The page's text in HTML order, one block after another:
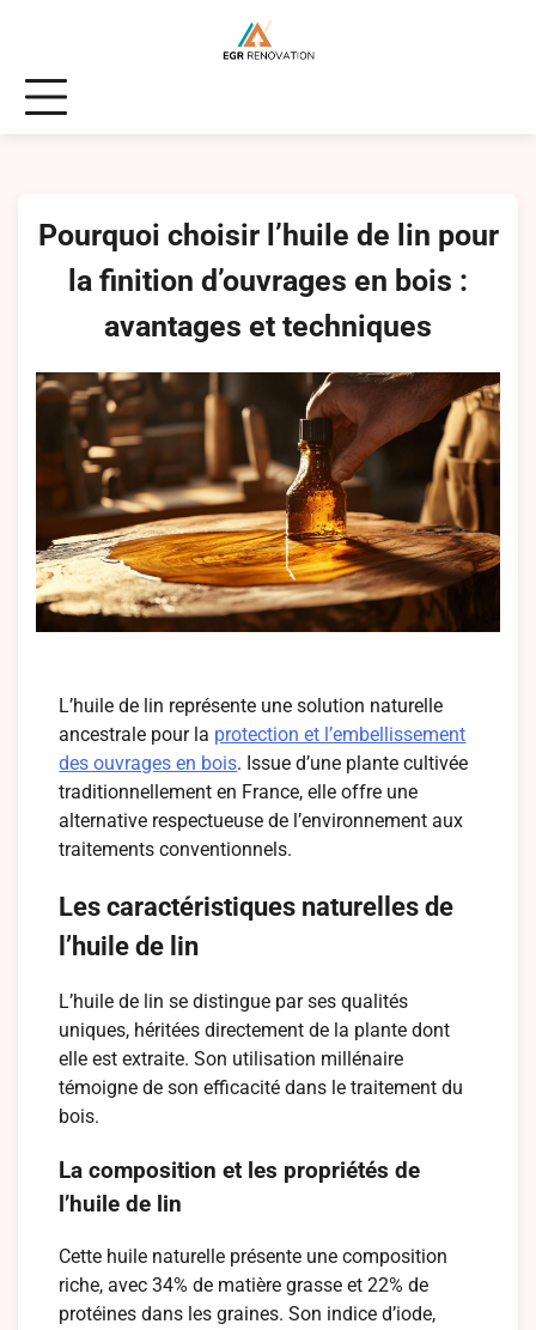
Pourquoi choisir l’huile de lin pour
la finition d’ouvrages en bois :
avantages et techniques
L’huile de lin représente une solution naturelle
ancestrale pour la protection et l’embellissement
des ouvrages en bois. Issue d’une plante cultivée
traditionnellement en France, elle offre une
alternative respectueuse de l’environnement aux
traitements conventionnels.
Les caractéristiques naturelles de
l’huile de lin
L’huile de lin se distingue par ses qualités
uniques, héritées directement de la plante dont
elle est extraite. Son utilisation millénaire
témoigne de son efficacité dans le traitement du
bois.
La composition et les propriétés de
l’huile de lin
Cette huile naturelle présente une composition
riche, avec 34% de matière grasse et 22% de
protéines dans les graines. Son indice d’iode,